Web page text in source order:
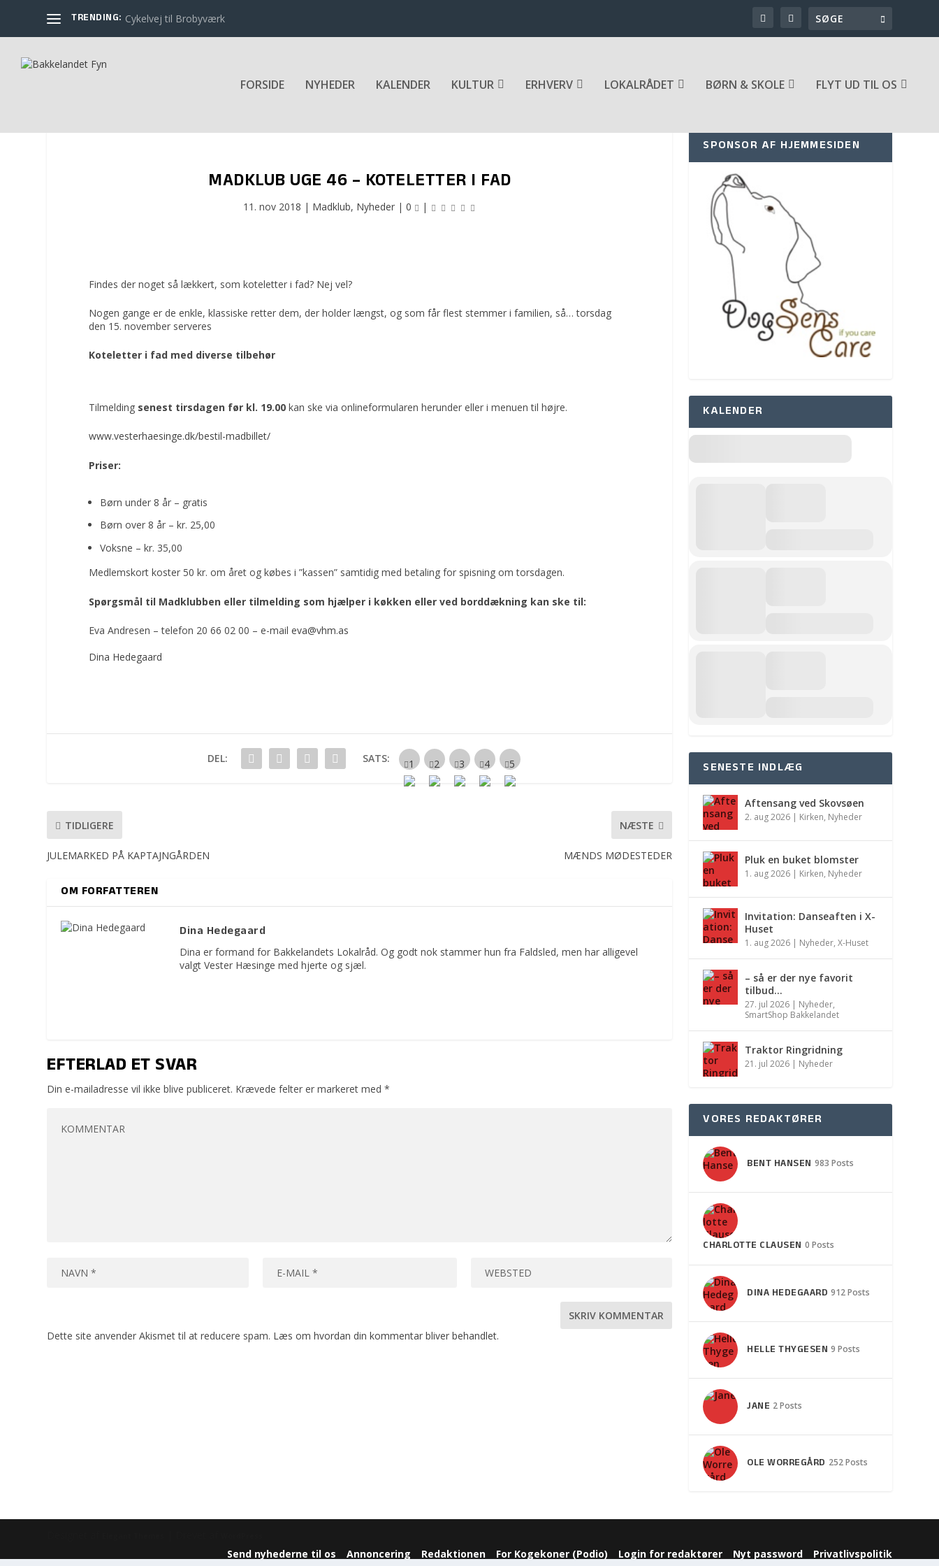
TRENDING: Cykelvej til Brobyværk
FORSIDE NYHEDER KALENDER KULTUR ERHVERV LOKALRÅDET BØRN & SKOLE FLYT UD TIL OS
MADKLUB UGE 46 – KOTELETTER I FAD
11. nov 2018 | Madklub, Nyheder| 0 |
Findes der noget så lækkert, som koteletter i fad? Nej vel?
Nogen gange er de enkle, klassiske retter dem, der holder længst, og som får flest stemmer i familien, så… torsdag
den 15. november serveres
Koteletter i fad med diverse tilbehør
Tilmelding senest tirsdagen før kl. 19.00 kan ske via onlineformularen herunder eller i menuen til højre.
www.vesterhaesinge.dk/bestil-madbillet/
Priser:
Børn under 8 år – gratis
Børn over 8 år – kr. 25,00
Voksne – kr. 35,00
Medlemskort koster 50 kr. om året og købes i ”kassen” samtidig med betaling for spisning om torsdagen.
Spørgsmål til Madklubben eller tilmelding som hjælper i køkken eller ved borddækning kan ske til:
Eva Andresen – telefon 20 66 02 00 – e-maileva@vhm.as
Dina Hedegaard
DEL: SATS:
TIDLIGERE
JULEMARKED PÅ KAPTAJNGÅRDEN
NÆSTE
MÆNDS MØDESTEDER
OM FORFATTEREN
Dina Hedegaard
Dina er formand for Bakkelandets Lokalråd. Og godt nok stammer hun fra Faldsled, men har alligevel
valgt Vester Hæsinge med hjerte og sjæl.
EFTERLAD ET SVAR
Din e-mailadresse vil ikke blive publiceret. Krævede felter er markeret med*
Dette site anvender Akismet til at reducere spam. Læs om hvordan din kommentar bliver behandlet.
SPONSOR AF HJEMMESIDEN
KALENDER
SENESTE INDLÆG
Aftensang ved Skovsøen
2. aug 2026 | Kirken, Nyheder
Pluk en buket blomster
1. aug 2026 | Kirken, Nyheder
Invitation: Danseaften i X-
Huset
1. aug 2026 | Nyheder,X-Huset
– så er der nye favorit
tilbud…
27. jul 2026 | Nyheder,
SmartShop Bakkelandet
Traktor Ringridning
21. jul 2026 | Nyheder
VORES REDAKTØRER
BENT HANSEN 983 Posts
CHARLOTTE CLAUSEN 0 Posts
DINA HEDEGAARD 912 Posts
HELLE THYGESEN 9 Posts
JANE 2 Posts
OLE WORREGÅRD 252 Posts
Send nyhederne til os Annoncering Redaktionen For Kogekoner (Podio) Login for redaktører Nyt password Privatlivspolitik